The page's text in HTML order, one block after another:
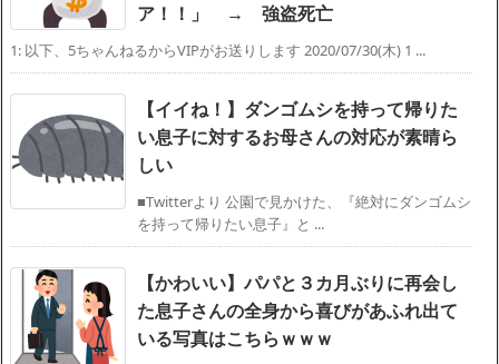
ア！！」 → 強盗死亡
1: 以下、5ちゃんねるからVIPがお送りします 2020/07/30(木) 1 ...
【イイね！】ダンゴムシを持って帰りた
い息子に対するお母さんの対応が素晴ら
しい
■Twitterより 公園で見かけた、『絶対にダンゴムシ
を持って帰りたい息子』と ...
【かわいい】パパと３カ月ぶりに再会し
た息子さんの全身から喜びがあふれ出て
いる写真はこちらｗｗｗ